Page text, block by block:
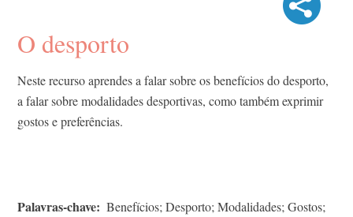
O desporto
Neste recurso aprendes a falar sobre os benefícios do desporto,
a falar sobre modalidades desportivas, como também exprimir
gostos e preferências.
Palavras-chave
Benefícios; Desporto; Modalidades; Gostos;